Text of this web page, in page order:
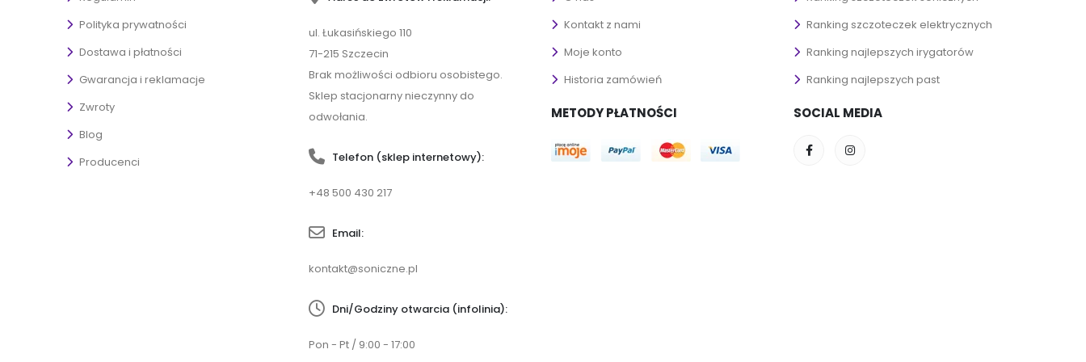
Polityka prywatności
Dostawa i płatności
Gwarancja i reklamacje
Zwroty
Blog
Producenci
ul. Łukasińskiego 110
71-215 Szczecin
Brak możliwości odbioru osobistego.
Sklep stacjonarny nieczynny do
odwołania.
Telefon (sklep internetowy):
+48 500 430 217
Email:
kontakt@soniczne.pl
Dni/Godziny otwarcia (infolinia):
Pon - Pt / 9:00 - 17:00
Kontakt z nami
Moje konto
Historia zamówień
METODY PŁATNOŚCI
Ranking szczoteczek elektrycznych
Ranking najlepszych irygatorów
Ranking najlepszych past
SOCIAL MEDIA